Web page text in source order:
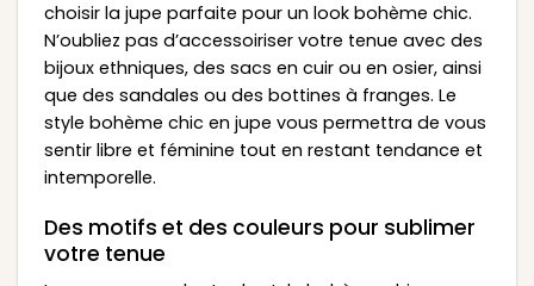
choisir la jupe parfaite pour un look bohème chic.
N’oubliez pas d’accessoiriser votre tenue avec des
bijoux ethniques, des sacs en cuir ou en osier, ainsi
que des sandales ou des bottines à franges. Le
style bohème chic en jupe vous permettra de vous
sentir libre et féminine tout en restant tendance et
intemporelle.
Des motifs et des couleurs pour sublimer
votre tenue